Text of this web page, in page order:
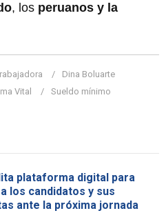
, los peruanos y la
Dina Boluarte
Vital Sueldo mínimo
plataforma digital para
los candidatos y sus
ante la próxima jornada